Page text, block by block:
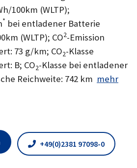
100km (WLTP);
* bei entladener Batterie
(WLTP); CO2-Emission
73 g/km; CO2-Klasse
B; CO2-Klasse bei entladener
Reichweite: 742 km mehr
+49(0)2381 97098-0